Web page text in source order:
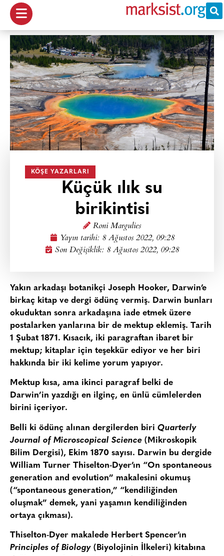
KÖŞE YAZARLARI
Küçük ılık su
birikintisi
Roni Margulies
Yayın tarihi: 8 Ağustos 2022, 09:28
Son Değişiklik: 8 Ağustos 2022, 09:28
Yakın arkadaşı botanikçi Joseph Hooker, Darwin’e
birkaç kitap ve dergi ödünç vermiş. Darwin bunları
okuduktan sonra arkadaşına iade etmek üzere
postalarken yanlarına bir de mektup eklemiş. Tarih
1 Şubat 1871. Kısacık, iki paragraftan ibaret bir
mektup; kitaplar için teşekkür ediyor ve her biri
hakkında bir iki kelime yorum yapıyor.
Mektup kısa, ama ikinci paragraf belki de
Darwin’in yazdığı en ilginç, en ünlü cümlelerden
birini içeriyor.
Belli ki ödünç alınan dergilerden biri Quarterly
Journal of Microscopical Science (Mikroskopik
Bilim Dergisi), Ekim 1870 sayısı. Darwin bu dergide
William Turner Thiselton-Dyer’ın “On spontaneous
generation and evolution” makalesini okumuş
(“spontaneous generation,” “kendiliğinden
oluşmak” demek, yani yaşamın kendiliğinden
ortaya çıkması).
Thiselton-Dyer makalede Herbert Spencer’ın
Principles of Biology (Biyolojinin İlkeleri) kitabına